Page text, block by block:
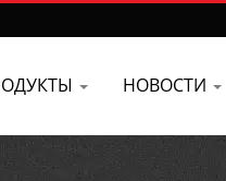
НОВОСТИ